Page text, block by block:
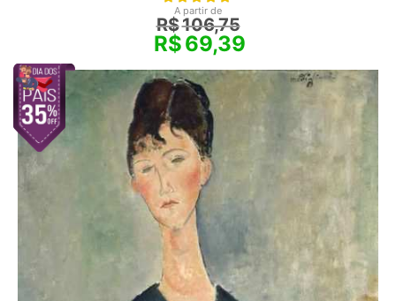
A partir de
R$106,75
R$69,39